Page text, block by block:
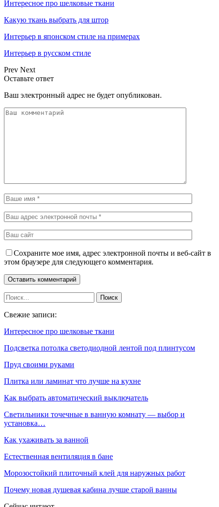
Интересное про шелковые ткани
Какую ткань выбрать для штор
Интерьер в японском стиле на примерах
Интерьер в русском стиле
Prev Next
Оставьте ответ
Ваш электронный адрес не будет опубликован.
Сохраните мое имя, адрес электронной почты и веб-сайт в
этом браузере для следующего комментария.
Свежие записи:
Интересное про шелковые ткани
Подсветка потолка светодиодной лентой под плинтусом
Пруд своими руками
Плитка или ламинат что лучше на кухне
Как выбрать автоматический выключатель
Светильники точечные в ванную комнату — выбор и
установка…
Как ухаживать за ванной
Естественная вентиляция в бане
Морозостойкий плиточный клей для наружных работ
Почему новая душевая кабина лучше старой ванны